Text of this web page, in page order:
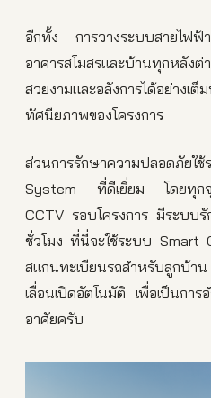
อีกทั้ง การวางระบบสายไฟฟ้
อาคารสโมสรและบ้านทุกหลังต่
สวยงามและอลังการได้อย่างเ
ทัศนียภาพของโครงการ
ส่วนการรักษาความปลอดภั
System ที่ดีเยี่ยม โดยทุกจุ
CCTV รอบโครงการ มีระบบ
ชั่วโมง ที่นี่จะใช้ระบบ
สแกนทะเบียนรถสำหรับลูกบ้
เลื่อนเปิดอัตโนมัติ เพื่อเป็นกา
อาศัยครับ